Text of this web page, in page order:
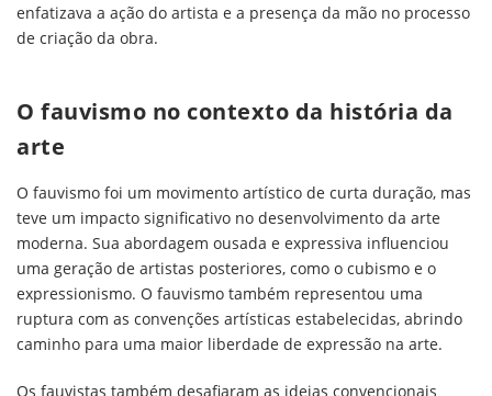
enfatizava a ação do artista e a presença da mão no processo
de criação da obra.
O fauvismo no contexto da história da
arte
O fauvismo foi um movimento artístico de curta duração, mas
teve um impacto significativo no desenvolvimento da arte
moderna. Sua abordagem ousada e expressiva influenciou
uma geração de artistas posteriores, como o cubismo e o
expressionismo. O fauvismo também representou uma
ruptura com as convenções artísticas estabelecidas, abrindo
caminho para uma maior liberdade de expressão na arte.
Os fauvistas também desafiaram as ideias convencionais